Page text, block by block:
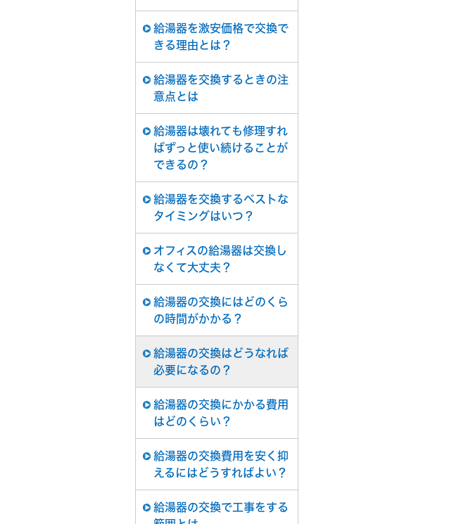
給湯器を激安価格で交換で
きる理由とは？
給湯器を交換するときの注
意点とは
給湯器は壊れても修理すれ
ばずっと使い続けることが
できるの？
給湯器を交換するベストな
タイミングはいつ？
オフィスの給湯器は交換し
なくて大丈夫？
給湯器の交換にはどのくら
の時間がかかる？
給湯器の交換はどうなれば
必要になるの？
給湯器の交換にかかる費用
はどのくらい？
給湯器の交換費用を安く抑
えるにはどうすればよい？
給湯器の交換で工事をする